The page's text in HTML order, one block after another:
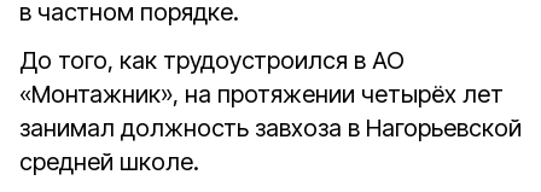
в частном порядке.
До того, как трудоустроился в АО
«Монтажник», на протяжении четырёх лет
занимал должность завхоза в Нагорьевской
средней школе.